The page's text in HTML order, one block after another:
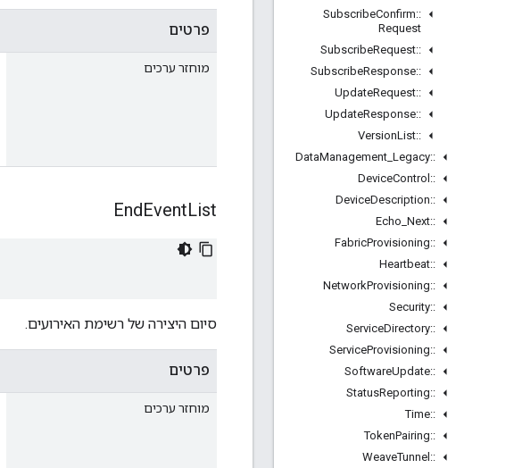
::
SubscribeConfirm
Request
::
SubscribeRequest
::
SubscribeResponse
::
UpdateRequest
::
UpdateResponse
::
VersionList
::
DataManagement Legacy
::
DeviceControl
::
DeviceDescription
::
Echo Next
::
FabricProvisioning
::
Heartbeat
::
NetworkProvisioning
::
Security
::
ServiceDirectory
::
ServiceProvisioning
::
SoftwareUpdate
::
StatusReporting
::
Time
::
TokenPairing
::
WeaveTunnel
פרטים
מוחזר ערכים
EndEventList
סיום היצירה של רשימת האירועים.
פרטים
מוחזר ערכים